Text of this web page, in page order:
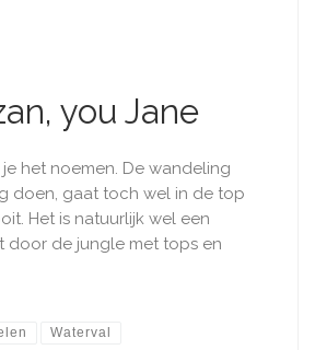
you Jane
het noemen. De wandeling
doen, gaat toch wel in de top
Het is natuurlijk wel een
door de jungle met tops en
Waterval